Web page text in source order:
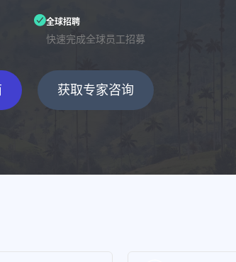
全球招聘
快速完成全球员工招募
获取专家咨询